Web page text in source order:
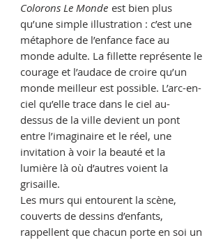
Colorons Le Monde est bien plus
qu’une simple illustration : c’est une
métaphore de l’enfance face au
monde adulte. La fillette représente le
courage et l’audace de croire qu’un
monde meilleur est possible. L’arc-en-
ciel qu’elle trace dans le ciel au-
dessus de la ville devient un pont
entre l’imaginaire et le réel, une
invitation à voir la beauté et la
lumière là où d’autres voient la
grisaille.
Les murs qui entourent la scène,
couverts de dessins d’enfants,
rappellent que chacun porte en soi un